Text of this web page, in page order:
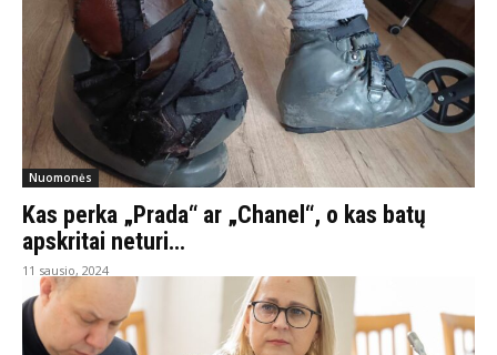
Nuomonės
Kas perka „Prada“ ar „Chanel“, o kas batų
apskritai neturi…
11 sausio, 2024